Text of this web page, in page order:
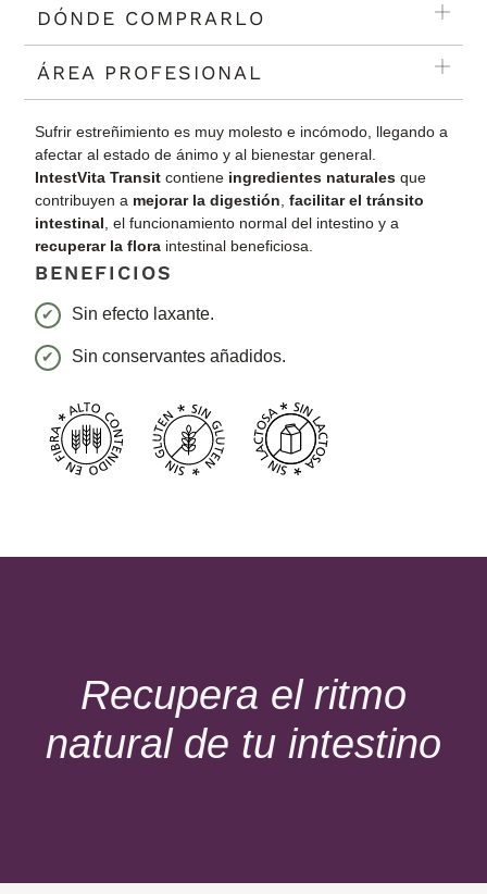
DÓNDE COMPRARLO
ÁREA PROFESIONAL
Sufrir estreñimiento es muy molesto e incómodo, llegando a
afectar al estado de ánimo y al bienestar general.
IntestVita Transit contiene ingredientes naturales que
contribuyen a mejorar la digestión ,facilitar el tránsito
intestinal , el funcionamiento normal del intestino y a
recuperar la flora intestinal beneficiosa.
BENEFICIOS
Sin efecto laxante.
Sin conservantes añadidos.
Recupera el ritmo
natural de tu intestino